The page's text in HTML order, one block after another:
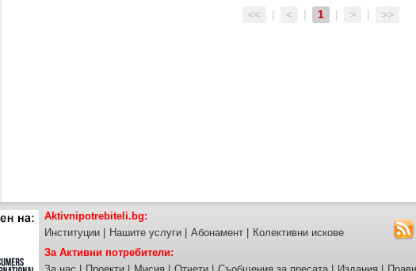
<< | < | 1 | > | >>
Aktivnipotrebiteli.bg:
Институции
Нашите услуги Абонамент
Колективни искове
За Активни потребители: